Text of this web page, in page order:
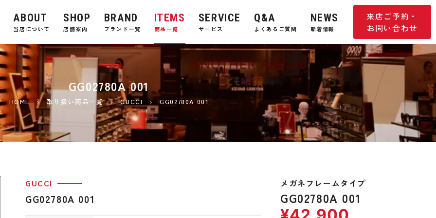
来店ご予約・
お問い合わせ
ABOUT
当店について
SHOP
店舗案内
BRAND
ブランド一覧
ITEMS
商品一覧
SERVICE
サービス
Q&A
よくあるご質問
NEWS
新着情報
GG02780A 001
HOME 取り扱い商品一覧 GUCCI GG02780A 001
メガネフレームタイプ
GG02780A 001
GUCCI
GG02780A 001